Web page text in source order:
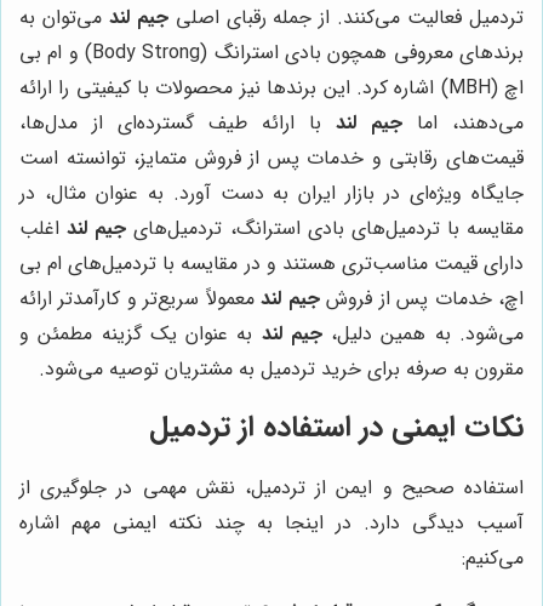
تردمیل فعالیت می‌کنند. از جمله رقبای اصلیجیم لند می‌توان به
برندهای معروفی همچون بادی استرانگ (Body Strong) و ام بی
اچ (MBH) اشاره کرد. این برندها نیز محصولات با کیفیتی را ارائه
می‌دهند، اما جیم لند با ارائه طیف گسترده‌ای از مدل‌ها،
قیمت‌های رقابتی و خدمات پس از فروش متمایز، توانسته است
جایگاه ویژه‌ای در بازار ایران به دست آورد. به عنوان مثال، در
مقایسه با تردمیل‌های بادی استرانگ، تردمیل‌های جیم لنداغلب
دارای قیمت مناسب‌تری هستند و در مقایسه با تردمیل‌های ام بی
اچ، خدمات پس از فروشجیم لندمعمولاً سریع‌تر و کارآمدتر ارائه
می‌شود. به همین دلیل،جیم لند به عنوان یک گزینه مطمئن و
مقرون به صرفه برای خرید تردمیل به مشتریان توصیه می‌شود.
نکات ایمنی در استفاده از تردمیل
استفاده صحیح و ایمن از تردمیل، نقش مهمی در جلوگیری از
آسیب دیدگی دارد. در اینجا به چند نکته ایمنی مهم اشاره
می‌کنیم: